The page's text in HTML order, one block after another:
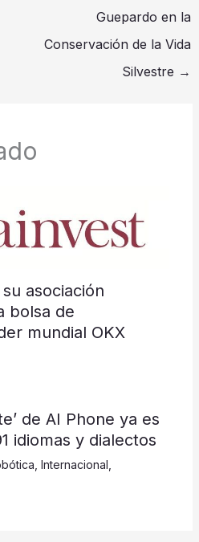
Guepardo en la
Conservación de la Vida
Silvestre →
asociación
bolsa de
mundial OKX
de AI Phone ya es
idiomas y dialectos
Internacional